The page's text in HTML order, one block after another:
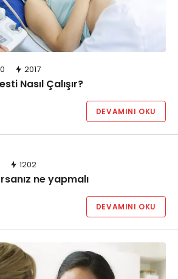
2017
Nasıl Çalışır?
DEVAMINI OKU
1202
ne yapmalı
DEVAMINI OKU